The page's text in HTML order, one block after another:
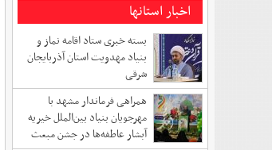
اخبار استانها
بسته خبری ستاد اقامه نماز و
بنیاد مهدویت استان آذربایجان
شرقی
همراهی فرماندار مشهد با
مهرجویان بنیاد بین‌الملل خیریه
آبشار عاطفه‌ها در جشن مبعث